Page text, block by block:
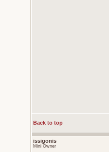
Back to top
issigonis
Mini Owner